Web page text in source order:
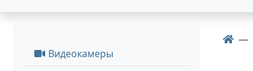
Видеокамеры